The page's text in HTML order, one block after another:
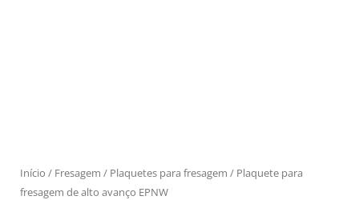
Início / Fresagem / Plaquetes para fresagem / Plaquete para
fresagem de alto avanço EPNW